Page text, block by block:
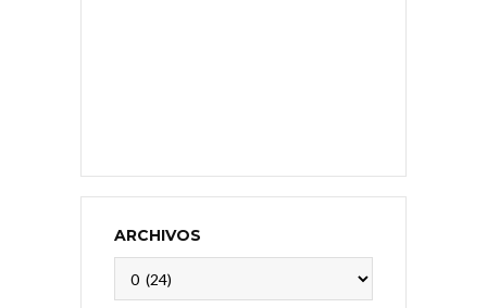
ARCHIVOS